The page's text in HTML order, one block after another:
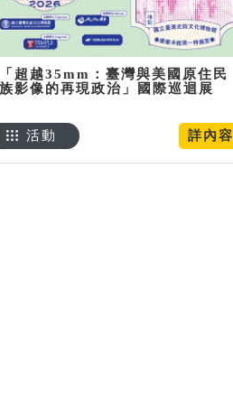
「超越35mm：臺灣與美國原住民
族影像的再現政治」國際巡迴展
詳內容
活動